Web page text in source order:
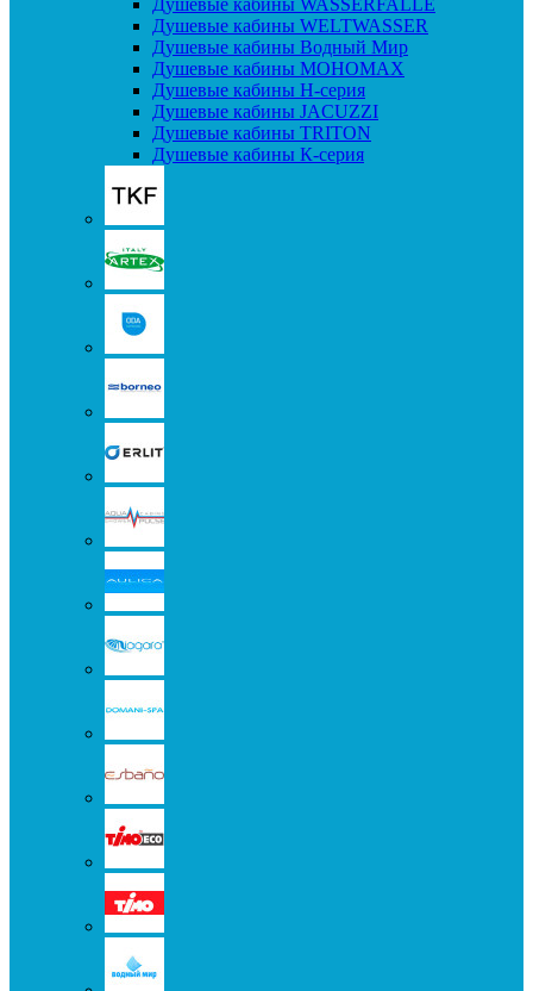
Душевые кабины WASSERFALLE
Душевые кабины WELTWASSER
Душевые кабины Водный Мир
Душевые кабины МОНОМАХ
Душевые кабины H-серия
Душевые кабины JACUZZI
Душевые кабины TRITON
Душевые кабины К-серия